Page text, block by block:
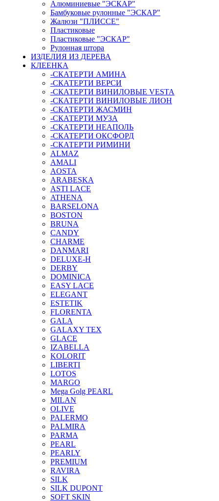
Алюминиевые "ЭСКАР"
Бамбуковые рулонные "ЭСКАР"
Жалюзи "ПЛИССЕ"
Пластиковые
Пластиковые "ЭСКАР"
Рулонная штора
ИЗДЕЛИЯ ИЗ ДЕРЕВА
КЛЕЕНКА
-СКАТЕРТИ АМИНА
-СКАТЕРТИ ВЕРСИ
-СКАТЕРТИ ВИНИЛОВЫЕ VESTA
-СКАТЕРТИ ВИНИЛОВЫЕ ЛИОН
-СКАТЕРТИ ЖАСМИН
-СКАТЕРТИ МУЗА
-СКАТЕРТИ НЕАПОЛЬ
-СКАТЕРТИ ОКСФОРД
-СКАТЕРТИ РИМИНИ
ALMAZ
AMALI
AOSTA
ARABESKA
ASTI LACE
ATHENA
BARSELONA
BOSTON
BRUNA
CANDY
CHARME
DANMARI
DELUXE-H
DERBY
DOMINICA
EASY LACE
ELEGANT
ESTETIK
FLORENTA
GALA
GALAXY TEX
GLACE
IZABELLA
KOLORIT
LIBERTI
LOTOS
MARGO
Mega Golg PEARL
MILAN
OLIVE
PALERMO
PALMIRA
PARMA
PEARL
PEARLY
PREMIUM
RAVIRA
SILK
SILK DUPONT
SOFT SKIN